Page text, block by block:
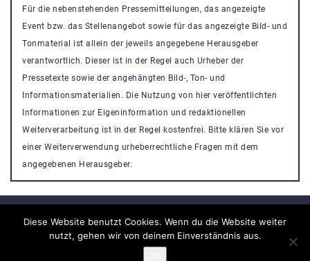
Für die nebenstehenden Pressemitteilungen, das angezeigte
Event bzw. das Stellenangebot sowie für das angezeigte Bild- und
Tonmaterial ist allein der jeweils angegebene Herausgeber
verantwortlich. Dieser ist in der Regel auch Urheber der
Pressetexte sowie der angehängten Bild-, Ton- und
Informationsmaterialien. Die Nutzung von hier veröffentlichten
Informationen zur Eigeninformation und redaktionellen
Weiterverarbeitung ist in der Regel kostenfrei. Bitte klären Sie vor
einer Weiterverwendung urheberrechtliche Fragen mit dem
angegebenen Herausgeber.
Veranstaltung Portal
Diese Website benutzt Cookies. Wenn du die Website weiter
nutzt, gehen wir von deinem Einverständnis aus.